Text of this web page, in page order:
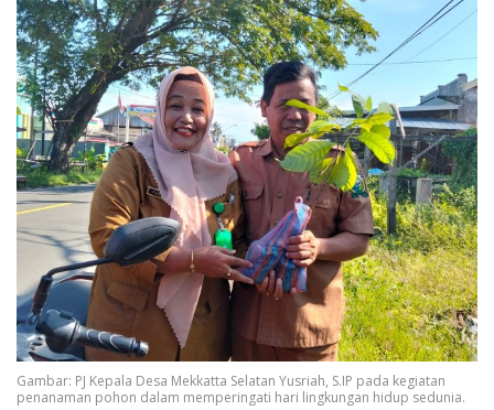
Gambar: PJ Kepala Desa Mekkatta Selatan Yusriah, S.IP pada kegiatan
penanaman pohon dalam memperingati hari lingkungan hidup sedunia.